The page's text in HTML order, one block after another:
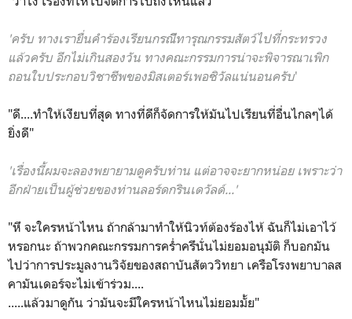
'ครับ ทางเรายื่นคำร้องเรียนกรณีีทารุณกรรมสัตว์ไปที่กระทรวง
แล้วครับ อีกไม่เกินสองวัน ทางคณะกรรมการน่าจะพิจารณาเพิก
ถอนใบประกอบวิชาชีพของมิสเตอร์เพอซิวัลแน่นอนครับ'
"ดี....ทำให้เงียบที่สุด ทางที่ดีก็จัดการให้มันไปเรียนที่อื่นไกลๆได้
ยิ่งดี"
'เรื่องนี้ผมจะลองพยายามดูครับท่าน แต่อาจจะยากหน่อย เพราะว่า
อีกฝ่ายเป็นผู้ช่วยของท่านลอร์ดกรินเดวัลด์...'
"หึ จะใครหน้าไหน ถ้ากล้ามาทำให้นิวท์ต้องร้องไห้ ฉันก็ไม่เอาไว้
หรอกนะ ถ้าพวกคณะกรรมการคร่ำครึนั่นไม่ยอมอนุมัติ ก็บอกมัน
ไปว่าการประมูลงานวิจัยของสถาบันสัตววิทยา เครือโรงพยาบาลส
คามันเดอร์จะไม่เข้าร่วม....
.....แล้วมาดูกัน ว่ามันจะมีใครหน้าไหนไม่ยอมมั้ย"